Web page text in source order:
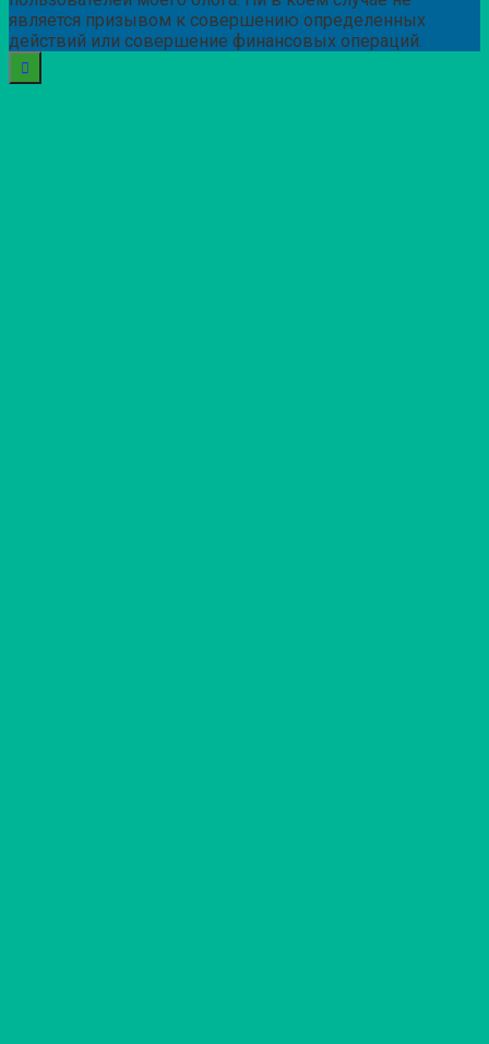
является призывом к совершению определенных
действий или совершение финансовых операций.